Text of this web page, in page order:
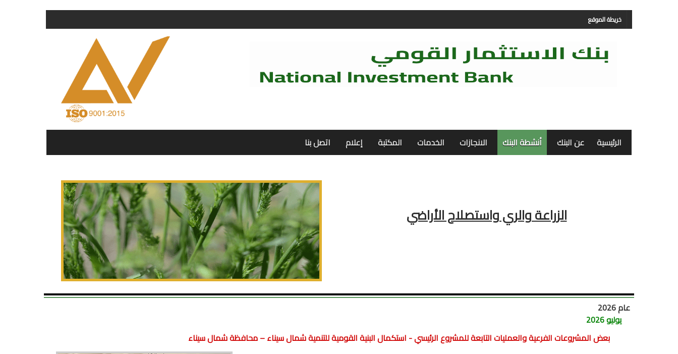
خريطة الموقع
الرئيسية عن البنك أنشطة البنك الانجازات الخدمات المكتبة إعلام اتصل بنا
الزراعة والري واستصلاح الأراضي
عام 2026
يوليو 2026
بعض المشروعات الفرعية والعمليات التابعة للمشروع الرئيسي - استكمال البنية القومية للتنمية شمال سيناء – محافظة شمال سيناء